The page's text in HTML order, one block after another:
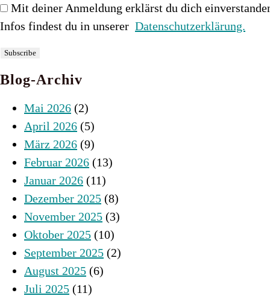
Mit deiner Anmeldung erklärst du dich
Infos findest du in unserer Datenschutzerklärung.
Blog-Archiv
Mai 2026 (2)
April 2026 (5)
März 2026 (9)
Februar 2026 (13)
Januar 2026 (11)
Dezember 2025 (8)
November 2025 (3)
Oktober 2025 (10)
September 2025 (2)
August 2025 (6)
Juli 2025 (11)